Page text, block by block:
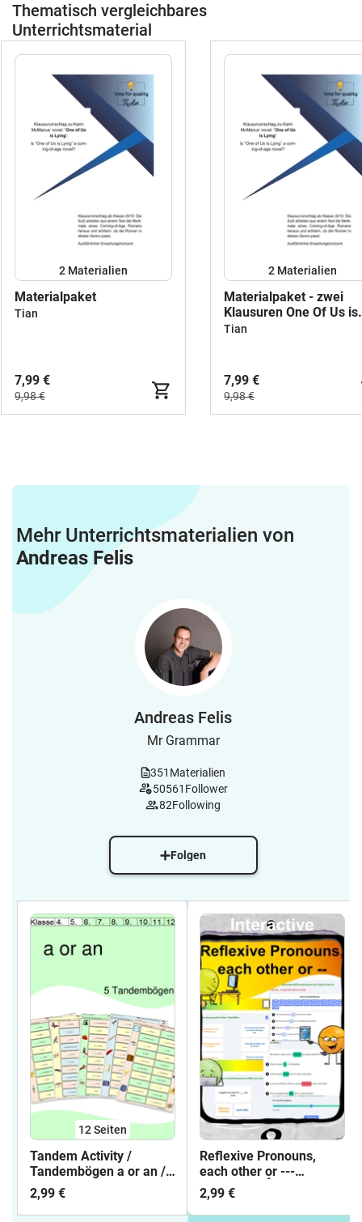
Thematisch vergleichbares
Unterrichtsmaterial
2 Materialien
Materialpaket
Tian
7,99 €
9,98 €
2 Materialien
Materialpaket - zwei
Klausuren One Of Us is
Lying
Tian
7,99 €
9,98 €
Mehr Unterrichtsmaterialien von
Andreas Felis
Andreas Felis
Mr Grammar
351 Materialien
50561 Follower
82Following
Folgen
12Seiten
Tandem Activity /
Tandembögen a or an /
indefinite article
2,99 €
Reflexive Pronouns,
each other or ---
Interactive 👆
2,99 €